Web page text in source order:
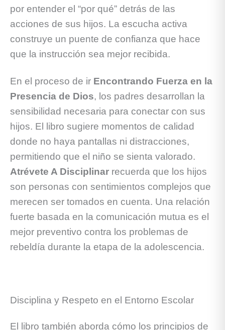
por entender el “por qué” detrás de las
acciones de sus hijos. La escucha activa
construye un puente de confianza que hace
que la instrucción sea mejor recibida.
En el proceso de ir Encontrando Fuerza en la
Presencia de Dios, los padres desarrollan la
sensibilidad necesaria para conectar con sus
hijos. El libro sugiere momentos de calidad
donde no haya pantallas ni distracciones,
permitiendo que el niño se sienta valorado.
Atrévete A Disciplinar recuerda que los hijos
son personas con sentimientos complejos que
merecen ser tomados en cuenta. Una relación
fuerte basada en la comunicación mutua es el
mejor preventivo contra los problemas de
rebeldía durante la etapa de la adolescencia.
Disciplina y Respeto en el Entorno Escolar
El libro también aborda cómo los principios de